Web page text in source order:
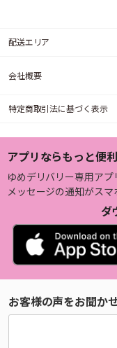
配送エリア
会社概要
特定商取引法に基づく表示
アプリならもっと便
ゆめデリバリー専用アプ
メッセージの通知がスマ
ダ
お客様の声をお聞か